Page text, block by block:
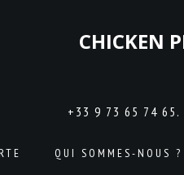
CHICKEN
+33 9 73 65 74 65.
QUI SOMMES-NOUS ?